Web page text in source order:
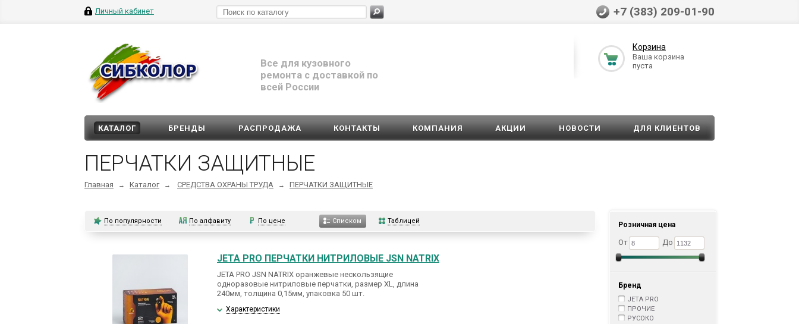
Личный кабинет +7 (383) 209-01-90
Все для кузовного
ремонта с доставкой по
всей России
Корзина
Ваша корзина
пуста
КАТАЛОГ БРЕНДЫ РАСПРОДАЖА КОНТАКТЫ КОМПАНИЯ АКЦИИ НОВОСТИ ДЛЯ КЛИЕНТОВ
ПЕРЧАТКИ ЗАЩИТНЫЕ
Главная → Каталог → СРЕДСТВА ОХРАНЫ ТРУДА → ПЕРЧАТКИ ЗАЩИТНЫЕ
Розничная цена
От До
Бренд
JETA PRO
ПРОЧИЕ
РУСОКО
По популярности По алфавиту По цене Списком Таблицей
JETA PRO ПЕРЧАТКИ НИТРИЛОВЫЕ JSN NATRIX
JETA PRO JSN NATRIX оранжевые нескользящие
одноразовые нитриловые перчатки, размер XL, длина
240мм, толщина 0,15мм, упаковка 50 шт.
Характеристики